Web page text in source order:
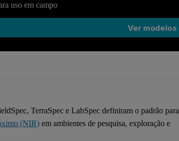
uso em campo
Ver modelos
TerraSpec e LabSpec definiram o padrão para
(NIR) em ambientes de pesquisa, exploração e